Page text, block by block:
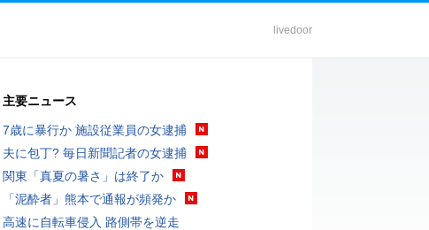
livedoor
主要ニュース
7歳に暴行か 施設従業員の女逮捕
夫に包丁? 毎日新聞記者の女逮捕
関東「真夏の暑さ」は終了か
「泥酔者」熊本で通報が頻発か
高速に自転車侵入 路側帯を逆走